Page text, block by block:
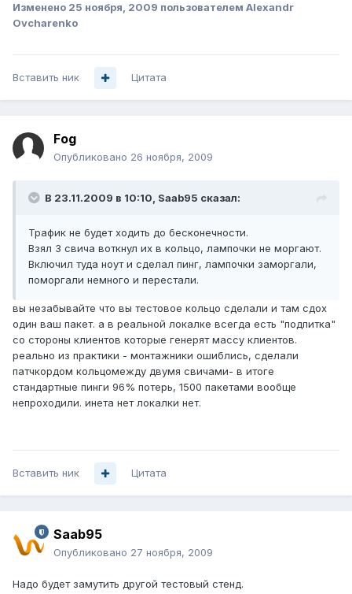
Изменено 25 ноября, 2009 пользователем Alexandr
Ovcharenko
Вставить ник Цитата
Fog
Опубликовано 26 ноября, 2009
В 23.11.2009 в 10:10, Saab95 сказал:
Трафик не будет ходить до бесконечности.
Взял 3 свича воткнул их в кольцо, лампочки не моргают.
Включил туда ноут и сделал пинг, лампочки заморгали,
поморгали немного и перестали.
вы незабывайте что вы тестовое кольцо сделали и там сдох
один ваш пакет. а в реальной локалке всегда есть "подпитка"
со стороны клиентов которые генерят массу клиентов.
реально из практики - монтажники ошиблись, сделали
патчкордом кольцомежду двумя свичами- в итоге
стандартные пинги 96% потерь, 1500 пакетами вообще
непроходили. инета нет локалки нет.
Вставить ник Цитата
Saab95
Опубликовано 27 ноября, 2009
Надо будет замутить другой тестовый стенд.